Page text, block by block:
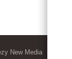
New Media